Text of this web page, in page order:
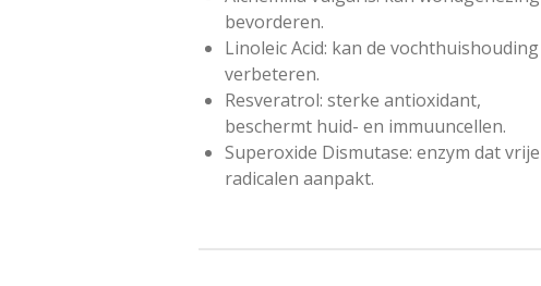
bevorderen.
Linoleic Acid: kan de vochthuishouding
verbeteren.
Resveratrol: sterke antioxidant,
beschermt huid- en immuuncellen.
Superoxide Dismutase: enzym dat vrije
radicalen aanpakt.